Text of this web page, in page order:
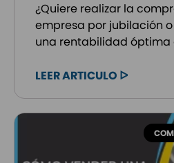
¿Quiere realizar la
empresa por jubilación
una rentabilidad óptima
LEER ARTICULO ᐅ